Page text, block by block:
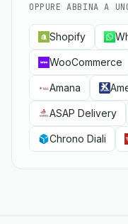
OPPURE ABBINA A
Shopify
WooCommerce
Amana
ASAP Delivery
Chrono Diali